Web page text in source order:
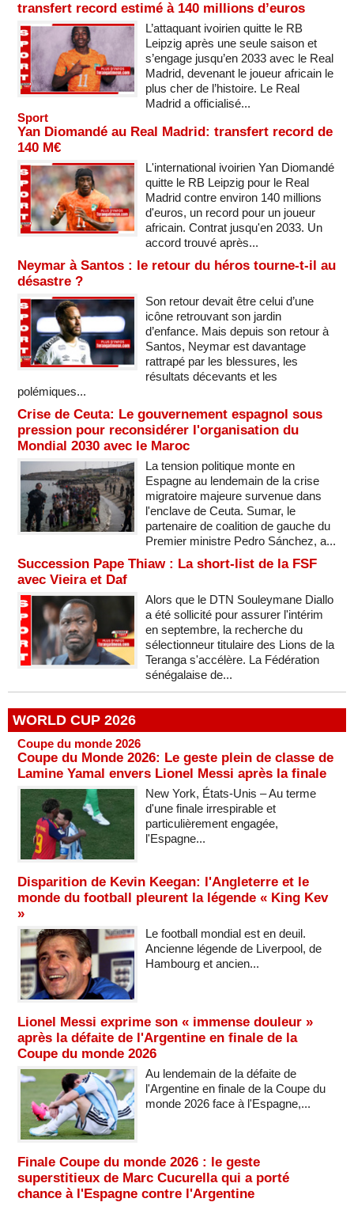
transfert record estimé à 140 millions d’euros
L’attaquant ivoirien quitte le RB
Leipzig après une seule saison et
s’engage jusqu’en 2033 avec le Real
Madrid, devenant le joueur africain le
plus cher de l’histoire. Le Real
Madrid a officialisé...
Sport
Yan Diomandé au Real Madrid: transfert record de
140 M€
L'international ivoirien Yan Diomandé
quitte le RB Leipzig pour le Real
Madrid contre environ 140 millions
d'euros, un record pour un joueur
africain. Contrat jusqu'en 2033. Un
accord trouvé après...
Neymar à Santos : le retour du héros tourne-t-il au
désastre ?
Son retour devait être celui d’une
icône retrouvant son jardin
d’enfance. Mais depuis son retour à
Santos, Neymar est davantage
rattrapé par les blessures, les
résultats décevants et les
polémiques...
Crise de Ceuta: Le gouvernement espagnol sous
pression pour reconsidérer l'organisation du
Mondial 2030 avec le Maroc
La tension politique monte en
Espagne au lendemain de la crise
migratoire majeure survenue dans
l'enclave de Ceuta. Sumar, le
partenaire de coalition de gauche du
Premier ministre Pedro Sánchez, a...
Succession Pape Thiaw : La short-list de la FSF
avec Vieira et Daf
Alors que le DTN Souleymane Diallo
a été sollicité pour assurer l'intérim
en septembre, la recherche du
sélectionneur titulaire des Lions de la
Teranga s'accélère. La Fédération
sénégalaise de...
WORLD CUP 2026
Coupe du monde 2026
Coupe du Monde 2026: Le geste plein de classe de
Lamine Yamal envers Lionel Messi après la finale
New York, États-Unis – Au terme
d'une finale irrespirable et
particulièrement engagée,
l'Espagne...
Disparition de Kevin Keegan: l'Angleterre et le
monde du football pleurent la légende « King Kev
»
Le football mondial est en deuil.
Ancienne légende de Liverpool, de
Hambourg et ancien...
Lionel Messi exprime son « immense douleur »
après la défaite de l'Argentine en finale de la
Coupe du monde 2026
Au lendemain de la défaite de
l'Argentine en finale de la Coupe du
monde 2026 face à l'Espagne,...
Finale Coupe du monde 2026 : le geste
superstitieux de Marc Cucurella qui a porté
chance à l'Espagne contre l'Argentine